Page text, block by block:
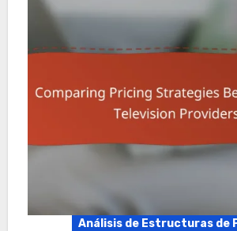
Análisis de Estructuras de